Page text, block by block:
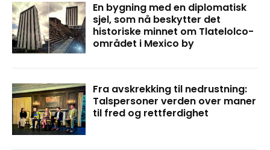
En bygning med en diplomatisk
sjel, som nå beskytter det
historiske minnet om Tlatelolco-
området i Mexico by
Fra avskrekking til nedrustning:
Talspersoner verden over maner
til fred og rettferdighet